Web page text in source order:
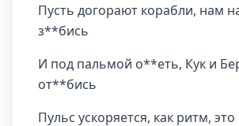
Пусть догорают корабли, нам
з**бись
И под пальмой о**еть, Кук и
от**бись
Пульс ускоряется, как ритм, это